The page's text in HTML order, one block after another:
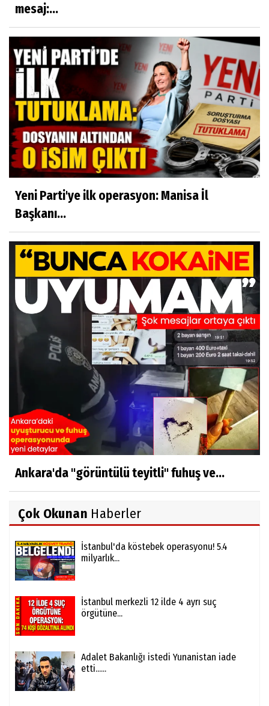
mesaj:...
Yeni Parti'ye ilk operasyon: Manisa İl
Başkanı...
Ankara'da "görüntülü teyitli" fuhuş ve...
Çok Okunan Haberler
İstanbul'da köstebek operasyonu! 5.4
milyarlık...
İstanbul merkezli 12 ilde 4 ayrı suç
örgütüne...
Adalet Bakanlığı istedi Yunanistan iade
etti......